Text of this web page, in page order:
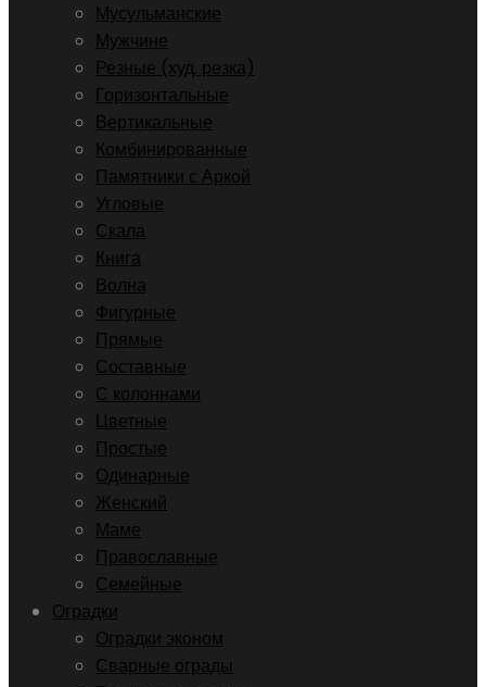
Мусульманские
Мужчине
Резные (худ. резка)
Горизонтальные
Вертикальные
Комбинированные
Памятники с Аркой
Угловые
Скала
Книга
Волна
Фигурные
Прямые
Составные
С колоннами
Цветные
Простые
Одинарные
Женский
Маме
Православные
Семейные
Оградки
Оградки эконом
Сварные ограды